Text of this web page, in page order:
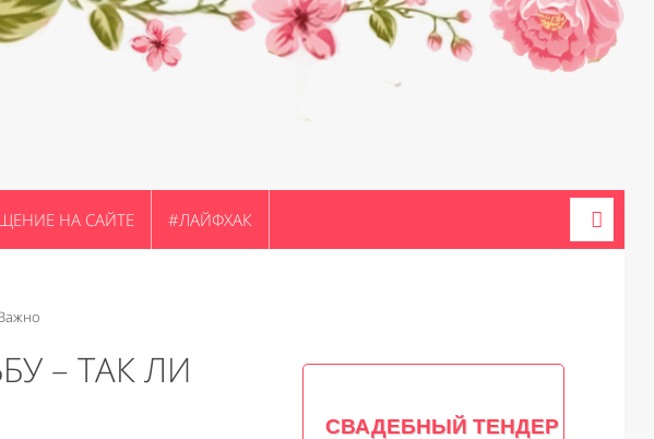
НА САЙТЕ #ЛАЙФХАК
– ТАК ЛИ
СВАДЕБНЫЙ ТЕНДЕР